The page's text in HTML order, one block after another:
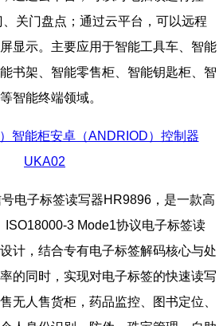
关门盘点；通过云平台，可以远程
显示。主要应用于智能工具车、智能
书架、智能零售柜、智能钥匙柜、智
智能终端领域。
智能柜安卓（ANDRIOD）控制器
UKA02
子标签读写器HR9896，是一款高
ISO18000-3 Mode1协议电子标签读
计，结合专有电子标签解码核心与处
的同时，实现对电子标签的快速读写
无人售货柜，药品监控、图书定位、